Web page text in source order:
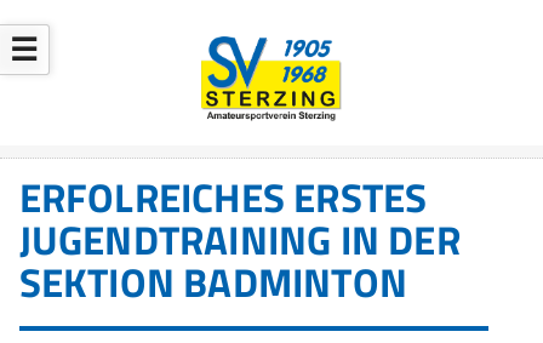
☰
ERFOLREICHES ERSTES
JUGENDTRAINING IN DER
SEKTION BADMINTON